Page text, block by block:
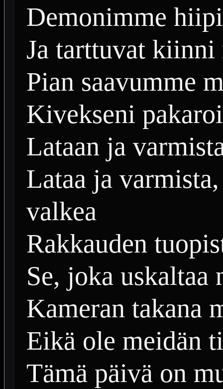
Demonimme
Ja tarttuvat kiinni
Pian saavumme
Kivekseni
Lataan ja
Lataa ja
valkea
Rakkauden
Se, joka uskaltaa
Kameran takana
Eikä ole meidän
Tämä päivä on